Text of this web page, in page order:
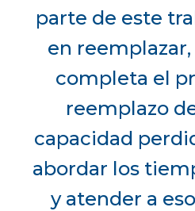
parte de este
en
completa el
reemplazo
capacidad
abordar los
y atender a